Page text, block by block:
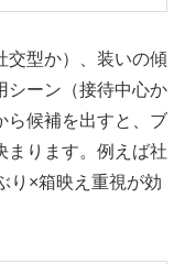
交型か）、装いの傾
シーン（接待中心か
ら候補を出すと、ブ
まります。例えば社
り×箱映え重視が効